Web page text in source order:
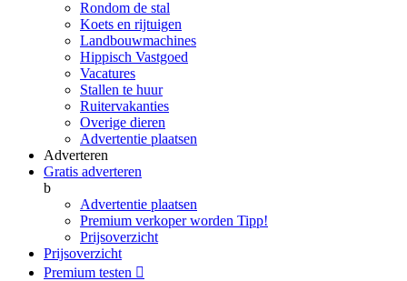
Rondom de stal
Koets en rijtuigen
Landbouwmachines
Hippisch Vastgoed
Vacatures
Stallen te huur
Ruitervakanties
Overige dieren
Advertentie plaatsen
Adverteren
Gratis adverteren
b
Advertentie plaatsen
Premium verkoper worden Tipp!
Prijsoverzicht
Prijsoverzicht
Premium testen 